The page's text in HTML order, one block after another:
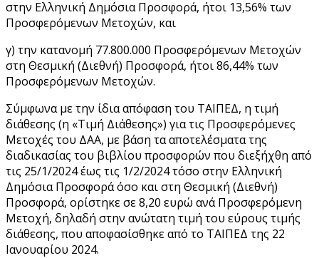
στην Ελληνική Δημόσια Προσφορά, ήτοι 13,56% των
Προσφερόμενων Μετοχών, και
γ) την κατανομή 77.800.000 Προσφερόμενων Μετοχών
στη Θεσμική (Διεθνή) Προσφορά, ήτοι 86,44% των
Προσφερόμενων Μετοχών.
Σύμφωνα με την ίδια απόφαση του ΤΑΙΠΕΔ, η τιμή
διάθεσης (η «Τιμή Διάθεσης») για τις Προσφερόμενες
Μετοχές του ΔΑΑ, με βάση τα αποτελέσματα της
διαδικασίας του βιβλίου προσφορών που διεξήχθη από
τις 25/1/2024 έως τις 1/2/2024 τόσο στην Ελληνική
Δημόσια Προσφορά όσο και στη Θεσμική (Διεθνή)
Προσφορά, ορίστηκε σε 8,20 ευρώ ανά Προσφερόμενη
Μετοχή, δηλαδή στην ανώτατη τιμή του εύρους τιμής
διάθεσης, που αποφασίσθηκε από το ΤΑΙΠΕΔ της 22
Ιανουαρίου 2024.